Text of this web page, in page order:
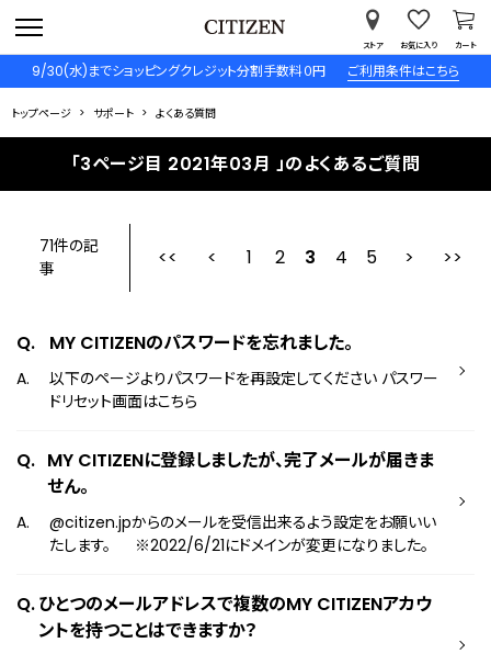
9/30(水)までショッピングクレジット分割手数料０円 ご利用条件はこちら
ストア お気に入り カート
トップページ サポート よくある質問
「3ページ目 2021年03月 」のよくあるご質問
71件の記
事
最初 前
1 2 3 4 5
MY CITIZENのパスワードを忘れました。
以下のページよりパスワードを再設定してください パスワー
ドリセット画面はこちら
MY CITIZENに登録しましたが、完了メールが届きま
せん。
@citizen.jpからのメールを受信出来るよう設定をお願いい
たします。 ※2022/6/21にドメインが変更になりました。
ひとつのメールアドレスで複数のMY CITIZENアカウ
ントを持つことはできますか？